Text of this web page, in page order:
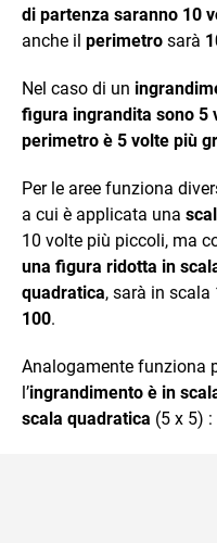
di partenza saranno 10
anche il perimetro sarà
Nel caso di un
figura ingrandita sono 5
perimetro è 5 volte più
Per le aree funziona
a cui è applicata una
10 volte più piccoli, ma
una figura ridotta in
quadratica, sarà in scala
100.
Analogamente funziona
l’ingrandimento è in
scala quadratica (5 x 5) :